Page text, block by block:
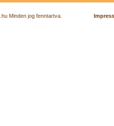
Minden jog fenntartva.